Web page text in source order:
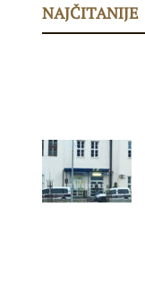
NAJČITANIJE